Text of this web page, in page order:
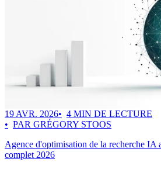
19 AVR. 2026
4 MIN DE LECTURE
PAR GRÉGORY STOOS
Agence d'optimisation de la recherche
complet 2026